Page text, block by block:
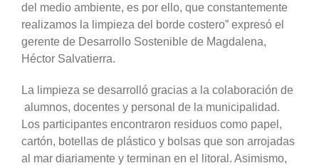
del medio ambiente, es por ello, que constantemente
realizamos la limpieza del borde costero” expresó el
gerente de Desarrollo Sostenible de Magdalena,
Héctor Salvatierra.
La limpieza se desarrolló gracias a la colaboración de
alumnos, docentes y personal de la municipalidad.
Los participantes encontraron residuos como papel,
cartón, botellas de plástico y bolsas que son arrojadas
al mar diariamente y terminan en el litoral. Asimismo,